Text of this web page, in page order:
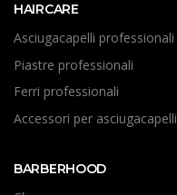
HAIRCARE
Asciugacapelli professionali
Piastre professionali
Ferri professionali
Accessori per asciugacapelli
BARBERHOOD